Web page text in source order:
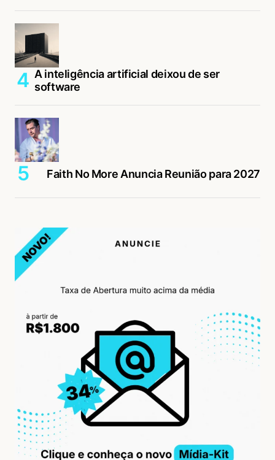
A inteligência artificial deixou de ser
software
Faith No More Anuncia Reunião para 2027